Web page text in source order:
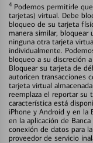
4 Podemos permitirle
tarjetas) virtual. Debe
bloqueo de su tarjeta
manera similar,
ninguna otra tarjeta
individualmente.
bloqueo a su discreción
Bloquear su tarjeta de
autoricen transacciones
tarjeta virtual
reemplaza el reportar su
característica está
iPhone y Android y en la
en la aplicación de
conexión de datos para
proveedor de servicio